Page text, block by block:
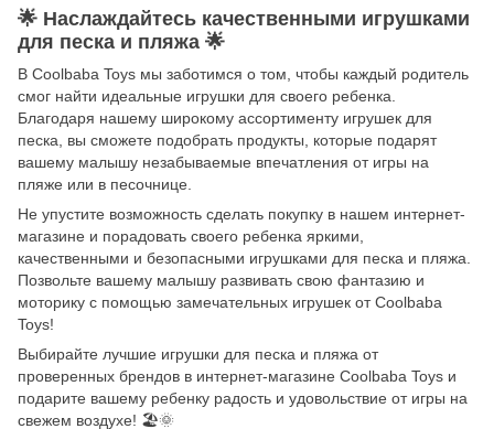
🌟 Наслаждайтесь качественными игрушками
для песка и пляжа 🌟
В Coolbaba Toys мы заботимся о том, чтобы каждый родитель
смог найти идеальные игрушки для своего ребенка.
Благодаря нашему широкому ассортименту игрушек для
песка, вы сможете подобрать продукты, которые подарят
вашему малышу незабываемые впечатления от игры на
пляже или в песочнице.
Не упустите возможность сделать покупку в нашем интернет-
магазине и порадовать своего ребенка яркими,
качественными и безопасными игрушками для песка и пляжа.
Позвольте вашему малышу развивать свою фантазию и
моторику с помощью замечательных игрушек от Coolbaba
Toys!
Выбирайте лучшие игрушки для песка и пляжа от
проверенных брендов в интернет-магазине Coolbaba Toys и
подарите вашему ребенку радость и удовольствие от игры на
свежем воздухе! 🏖️🌞